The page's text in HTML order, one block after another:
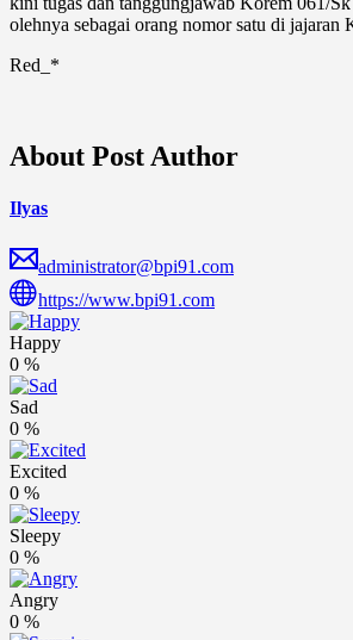
olehnya sebagai orang nomor satu di jajaran
Red_*
About Post Author
Ilyas
administrator@bpi91.com
https://www.bpi91.com
Happy
0 %
Sad
0 %
Excited
0 %
Sleepy
0 %
Angry
0 %